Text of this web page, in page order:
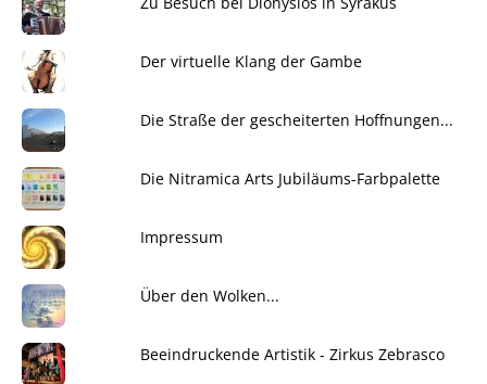
Der virtuelle Klang der Gambe
Die Straße der gescheiterten Hoffnungen...
Die Nitramica Arts Jubiläums-Farbpalette
Impressum
Über den Wolken...
Beeindruckende Artistik - Zirkus Zebrasco